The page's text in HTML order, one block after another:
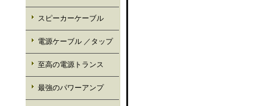
スピーカーケーブル
電源ケーブル ／タップ
至高の電源トランス
最強のパワーアンプ